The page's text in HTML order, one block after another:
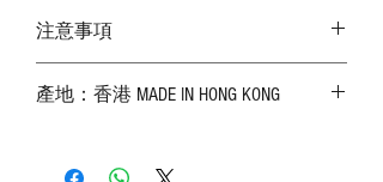
注意事項
實物為準；
－ 植鞣皮革容易受環境、使用程度等產生
產地：香港 MADE IN HONG KONG